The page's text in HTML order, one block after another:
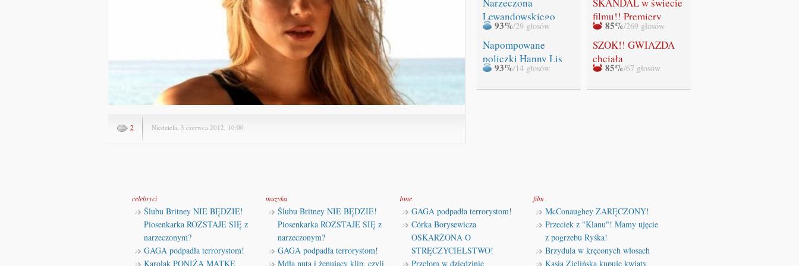
2 Niedziela, 3 czerwca 2012, 10:00
Lewandowskiego
miała WYPADEK!
93%/29 głosów
Napompowane
policzki Hanny Lis
93%/14 głosów
filmu!! Premiery
ostatniej części
"Zmierzchu" NIE
BĘDZIE!!!
85%/269 głosów
SZOK!! GWIAZDA
chciała
WYSTRZELAĆ
swoich fanów!!!
85%/67 głosów
celebryci
Ślubu Britney NIE BĘDZIE!
Piosenkarka ROZSTAJE SIĘ z
narzeczonym?
GAGA podpadła terrorystom!
Karolak PONIŻA MATKĘ
muzyka
Ślubu Britney NIE BĘDZIE!
Piosenkarka ROZSTAJE SIĘ z
narzeczonym?
GAGA podpadła terrorystom!
Mdła nuta i żenujący klip, czyli
Inne
GAGA podpadła terrorystom!
Córka Borysewicza
OSKARŻONA O
STRĘCZYCIELSTWO!
Przełom w dziedzinie
film
McConaughey ZARĘCZONY!
Przeciek z "Klanu"! Mamy ujęcie
z pogrzebu Ryśka!
Brzydula w kręconych włosach
Kasia Zielińska kupuje kwiaty